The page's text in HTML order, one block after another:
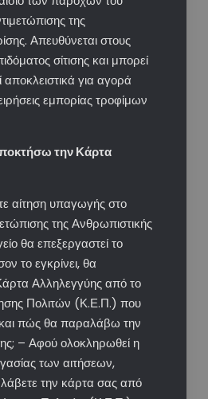
της
Απευθύνεται στους
σίτισης και μπορεί
αποκλειστικά για αγορά
εμπορίας τροφίμων
την Κάρτα
αίτηση υπαγωγής στο
της Ανθρωπιστικής
θα επεξεργαστεί το
το εγκρίνει, θα
Αλληλεγγύης από το
Πολιτών (Κ.Ε.Π.) που
πώς θα παραλάβω την
– Αφού ολοκληρωθεί η
των αιτήσεων,
την κάρτα σας από